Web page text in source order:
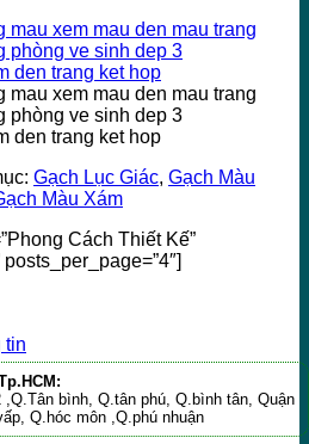
Gạch Lục Giác, Gạch Màu
Màu Xám
Cách Thiết Kế”
tin
bình, Q.tân phú, Q.bình tân, Quận
Q.hóc môn ,Q.phú nhuận